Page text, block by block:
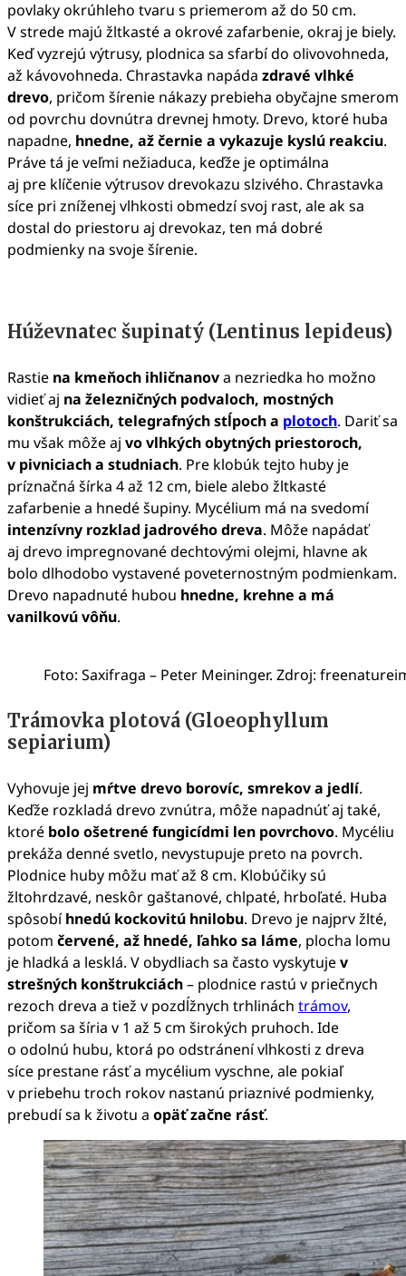
povlaky okrúhleho tvaru s priemerom až do 50 cm.
V strede majú žltkasté a okrové zafarbenie, okraj je biely.
Keď vyzrejú výtrusy, plodnica sa sfarbí do olivovohneda,
až kávovohneda. Chrastavka napáda zdravé vlhké
drevo, pričom šírenie nákazy prebieha obyčajne smerom
od povrchu dovnútra drevnej hmoty. Drevo, ktoré huba
napadne, hnedne, až černie a vykazuje kyslú reakciu.
Práve tá je veľmi nežiaduca, keďže je optimálna
aj pre klíčenie výtrusov drevokazu slzivého. Chrastavka
síce pri zníženej vlhkosti obmedzí svoj rast, ale ak sa
dostal do priestoru aj drevokaz, ten má dobré
podmienky na svoje šírenie.
Húževnatec šupinatý (Lentinus lepideus)
Rastie na kmeňoch ihličnanova nezriedka ho možno
vidieť aj na železničných podvaloch, mostných
konštrukciách, telegrafných stĺpoch a plotoch. Dariť sa
mu však môže aj vo vlhkých obytných priestoroch,
v pivniciach a studniach. Pre klobúk tejto huby je
príznačná šírka 4 až 12 cm, biele alebo žltkasté
zafarbenie a hnedé šupiny. Mycélium má na svedomí
intenzívny rozklad jadrového dreva. Môže napádať
aj drevo impregnované dechtovými olejmi, hlavne ak
bolo dlhodobo vystavené poveternostným podmienkam.
Drevo napadnuté hubou hnedne, krehne a má
vanilkovú vôňu.
Foto: Saxifraga – Peter Meininger. Zdroj:
Trámovka plotová (Gloeophyllum
sepiarium)
Vyhovuje jej mŕtve drevo borovíc, smrekov a jedlí.
Keďže rozkladá drevo zvnútra, môže napadnúť aj také,
ktoré bolo ošetrené fungicídmi len povrchovo. Mycéliu
prekáža denné svetlo, nevystupuje preto na povrch.
Plodnice huby môžu mať až 8 cm. Klobúčiky sú
žltohrdzavé, neskôr gaštanové, chlpaté, hrboľaté. Huba
spôsobíhnedú kockovitú hnilobu. Drevo je najprv žlté,
potom červené, až hnedé, ľahko sa láme, plocha lomu
je hladká a lesklá. V obydliach sa často vyskytujev
strešných konštrukciách– plodnice rastú v priečnych
rezoch dreva a tiež v pozdĺžnych trhlinách trámov,
pričom sa šíria v 1 až 5 cm širokých pruhoch. Ide
o odolnú hubu, ktorá po odstránení vlhkosti z dreva
síce prestane rásť a mycélium vyschne, ale pokiaľ
v priebehu troch rokov nastanú priaznivé podmienky,
prebudí sa k životu a opäť začne rásť.